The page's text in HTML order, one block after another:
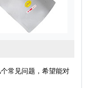
常见问题，希望能对